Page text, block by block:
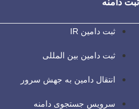
ثبت دامین IR
ثبت دامین بین المللی
انتقال دامین به جهش سرور
سرویس جستجوی دامنه